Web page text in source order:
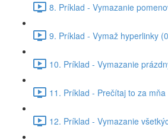
8. Príklad - Vymazanie
9. Príklad - Vymaž hyperlinky
10. Príklad - Vymazanie
11. Príklad - Prečítaj to za mňa
12. Príklad - Vymazanie